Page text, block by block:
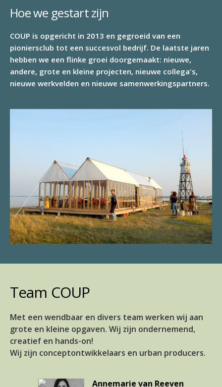
Hoe we gestart zijn
COUP is opgericht in 2013 en gegroeid van een
pioniersclub tot een succesvol bedrijf. De laatste jaren
hebben we een flinke groei doorgemaakt: nieuwe,
andere, grote en kleine projecten, nieuwe collega's,
nieuwe werkvelden en nieuwe samenwerkingspartners.
Team COUP
Met een wendbaar en divers team werken wij aan
grote en kleine opgaven. Wij zijn ondernemend,
creatief en hands-on!
Wij zijn conceptontwikkelaars en urban producers.
Annemarie van Reeven